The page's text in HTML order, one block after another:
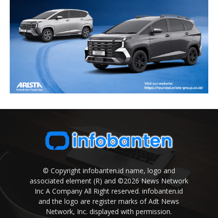
© Copyright infobanten.id name, logo and
associated element (R) and ©2026 News Network
Inc A Company All Right reserved. infobanten.id
and the logo are register marks of Adt News
Network, Inc. displayed with permission.